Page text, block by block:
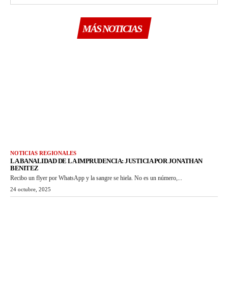
MÁS NOTICIAS
NOTICIAS REGIONALES
LA BANALIDAD DE LA IMPRUDENCIA: JUSTICIA POR JONATHAN
BENITEZ
Recibo un flyer por WhatsApp y la sangre se hiela. No es un número,...
24 octubre, 2025